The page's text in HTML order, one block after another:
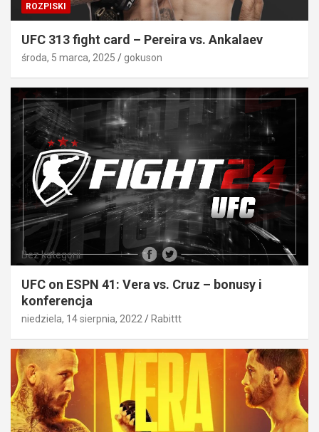
ROZPISKI
UFC 313 fight card – Pereira vs. Ankalaev
środa, 5 marca, 2025 gokuson
Bez kategorii
UFC on ESPN 41: Vera vs. Cruz – bonusy i
konferencja
niedziela, 14 sierpnia, 2022 Rabittt